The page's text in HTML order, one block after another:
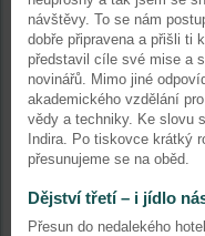
návštěvy. To se nám
dobře připravena a přišli ti
představil cíle své mise a
novinářů. Mimo jiné
akademického vzdělání
vědy a techniky. Ke slovu
Indira. Po tiskovce krátký
přesunujeme se na oběd.
Dějství třetí – i jídlo
Přesun do nedalekého